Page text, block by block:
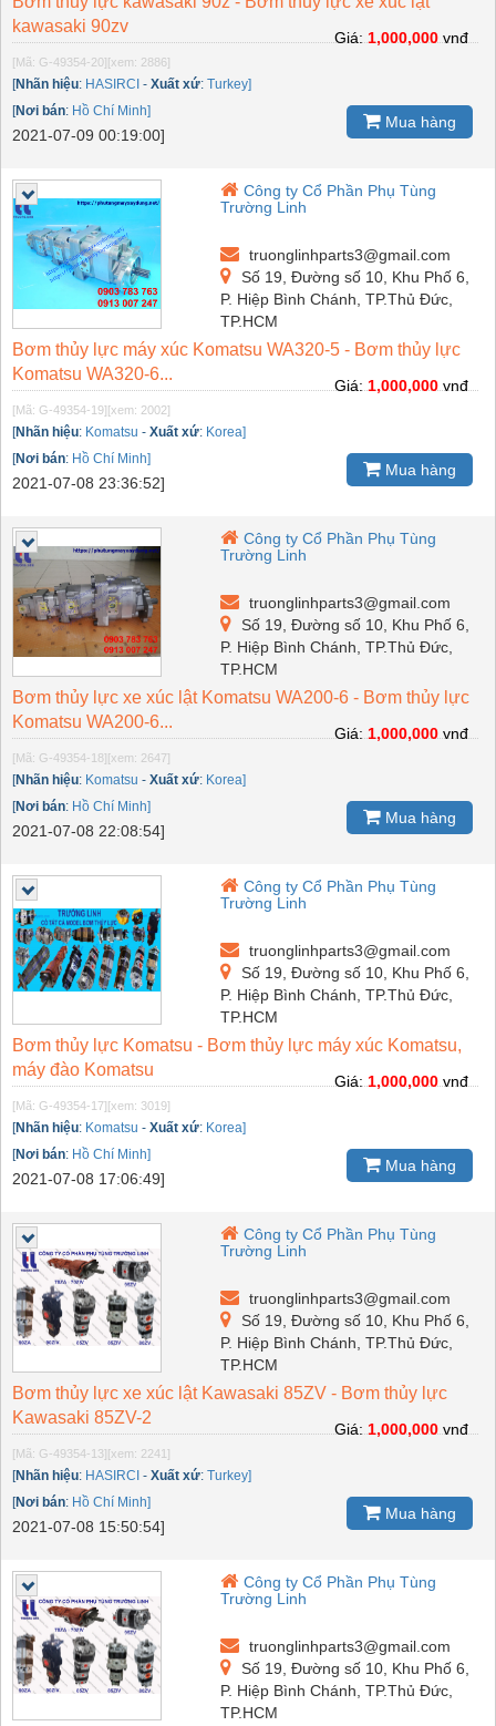
kawasaki 90zv
[Mã: G-49354-20][xem: 2886]
[Nhãn hiệu: HASIRCI - Xuất xứ: Turkey]
[Nơi bán: Hồ Chí Minh]
2021-07-09 00:19:00]
Giá: 1,000,000 vnđ
Mua hàng
Công ty Cổ Phần Phụ Tùng
Trường Linh
truonglinhparts3@gmail.com
Số 19, Đường số 10, Khu Phố 6,
P. Hiệp Bình Chánh, TP.Thủ Đức,
TP.HCM
Bơm thủy lực máy xúc Komatsu WA320-5 - Bơm thủy lực
Komatsu WA320-6...
[Mã: G-49354-19][xem: 2002]
[Nhãn hiệu: Komatsu - Xuất xứ: Korea]
[Nơi bán: Hồ Chí Minh]
2021-07-08 23:36:52]
Giá: 1,000,000 vnđ
Mua hàng
Công ty Cổ Phần Phụ Tùng
Trường Linh
truonglinhparts3@gmail.com
Số 19, Đường số 10, Khu Phố 6,
P. Hiệp Bình Chánh, TP.Thủ Đức,
TP.HCM
Bơm thủy lực xe xúc lật Komatsu WA200-6 - Bơm thủy lực
Komatsu WA200-6...
[Mã: G-49354-18][xem: 2647]
[Nhãn hiệu: Komatsu - Xuất xứ: Korea]
[Nơi bán: Hồ Chí Minh]
2021-07-08 22:08:54]
Giá: 1,000,000 vnđ
Mua hàng
Công ty Cổ Phần Phụ Tùng
Trường Linh
truonglinhparts3@gmail.com
Số 19, Đường số 10, Khu Phố 6,
P. Hiệp Bình Chánh, TP.Thủ Đức,
TP.HCM
Bơm thủy lực Komatsu - Bơm thủy lực máy xúc Komatsu,
máy đào Komatsu
[Mã: G-49354-17][xem: 3019]
[Nhãn hiệu: Komatsu - Xuất xứ: Korea]
[Nơi bán: Hồ Chí Minh]
2021-07-08 17:06:49]
Giá: 1,000,000 vnđ
Mua hàng
Công ty Cổ Phần Phụ Tùng
Trường Linh
truonglinhparts3@gmail.com
Số 19, Đường số 10, Khu Phố 6,
P. Hiệp Bình Chánh, TP.Thủ Đức,
TP.HCM
Bơm thủy lực xe xúc lật Kawasaki 85ZV - Bơm thủy lực
Kawasaki 85ZV-2
[Mã: G-49354-13][xem: 2241]
[Nhãn hiệu: HASIRCI - Xuất xứ: Turkey]
[Nơi bán: Hồ Chí Minh]
2021-07-08 15:50:54]
Giá: 1,000,000 vnđ
Mua hàng
Công ty Cổ Phần Phụ Tùng
Trường Linh
truonglinhparts3@gmail.com
Số 19, Đường số 10, Khu Phố 6,
P. Hiệp Bình Chánh, TP.Thủ Đức,
TP.HCM